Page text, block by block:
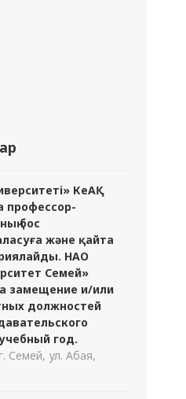
КеАҚ
профессор-
бос
және қайта
НАО
Семей»
замещение и/или
должностей
год.
Семей, ул. Абая,